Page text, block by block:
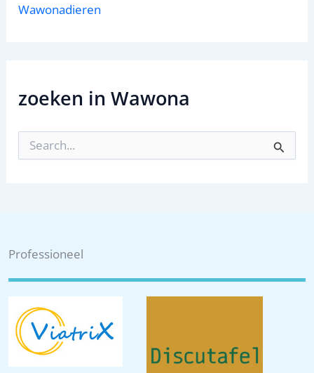
Wawonadieren
zoeken in Wawona
:
Professioneel